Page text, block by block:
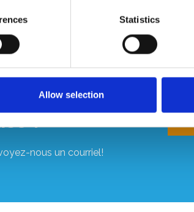
Statistics
Allow selection
un devis
?
nous un courriel!